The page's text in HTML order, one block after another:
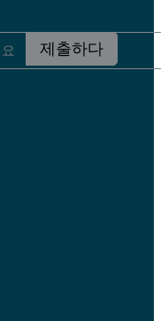
제출하다